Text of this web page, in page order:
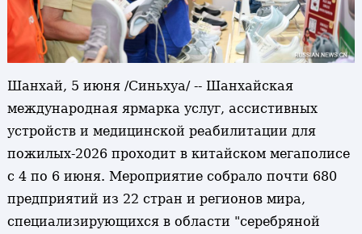
Шанхай, 5 июня /Синьхуа/ -- Шанхайская
международная ярмарка услуг, ассистивных
устройств и медицинской реабилитации для
пожилых-2026 проходит в китайском мегаполисе
с 4 по 6 июня. Мероприятие собрало почти 680
предприятий из 22 стран и регионов мира,
специализирующихся в области "серебряной